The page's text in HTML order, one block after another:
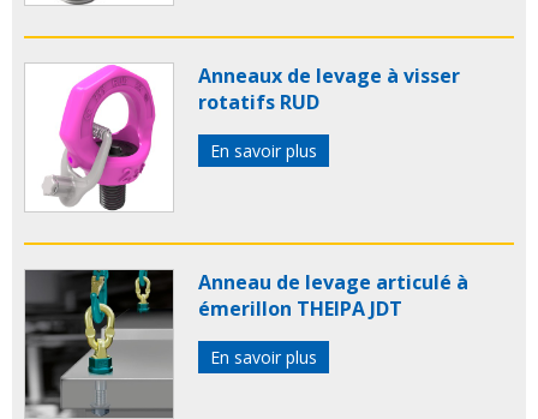
Anneaux de levage à visser
rotatifs RUD
En savoir plus
Anneau de levage articulé à
émerillon THEIPA JDT
En savoir plus